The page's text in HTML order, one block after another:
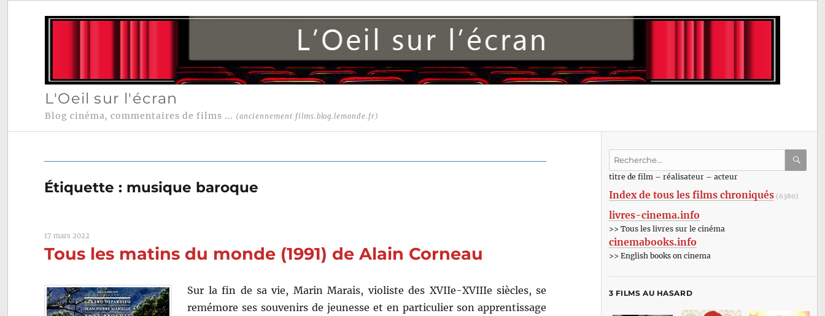
L'Oeil sur l'écran
Blog cinéma, commentaires de films ... (anciennement films.blog.lemonde.fr)
Étiquette : musique baroque
17 mars 2022
Tous les matins du monde (1991) de Alain Corneau
Sur la fin de sa vie, Marin Marais, violiste des XVIIe-XVIIIe siècles, se
remémore ses souvenirs de jeunesse et en particulier son apprentissage
Recherche
:titre de film – réalisateur – acteur
Index de tous les films chroniqués (6380)
livres-cinema.info
>> Tous les livres sur le cinéma
cinemabooks.info
>> English books on cinema
3 FILMS AU HASARD